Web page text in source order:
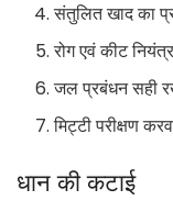
संतुलित खाद का
रोग एवं कीट
जल प्रबंधन सही
मिट्टी परीक्षण
धान की कटाई